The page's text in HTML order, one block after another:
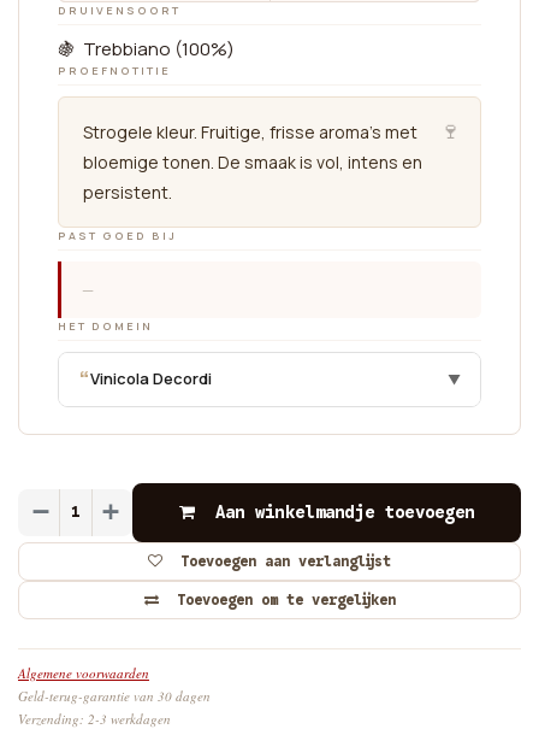
DRUIVENSOORT
🍇 Trebbiano (100%)
PROEFNOTITIE
🍷
Strogele kleur. Fruitige, frisse aroma's met
bloemige tonen. De smaak is vol, intens en
persistent.
PAST GOED BIJ
—
HET DOMEIN
“Vinicola Decordi ▼
Aan winkelmandje toevoegen
Toevoegen om te vergelijken
Toevoegen aan verlanglijst
Algemene voorwaarden
Geld-terug-garantie van 30 dagen
Verzending: 2-3 werkdagen